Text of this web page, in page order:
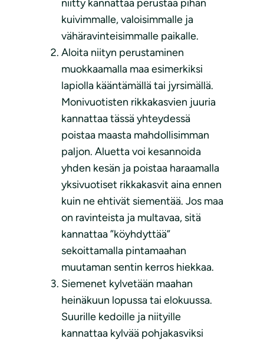
niitty kannattaa perustaa pihan
kuivimmalle, valoisimmalle ja
vähäravinteisimmalle paikalle.
Aloita niityn perustaminen
muokkaamalla maa esimerkiksi
lapiolla kääntämällä tai jyrsimällä.
Monivuotisten rikkakasvien juuria
kannattaa tässä yhteydessä
poistaa maasta mahdollisimman
paljon. Aluetta voi kesannoida
yhden kesän ja poistaa haraamalla
yksivuotiset rikkakasvit aina ennen
kuin ne ehtivät siementää. Jos maa
on ravinteista ja multavaa, sitä
kannattaa ”köyhdyttää”
sekoittamalla pintamaahan
muutaman sentin kerros hiekkaa.
Siemenet kylvetään maahan
heinäkuun lopussa tai elokuussa.
Suurille kedoille ja niityille
kannattaa kylvää pohjakasviksi